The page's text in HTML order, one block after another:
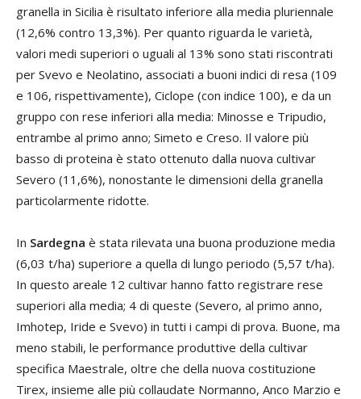
granella in Sicilia è risultato inferiore alla media pluriennale
(12,6% contro 13,3%). Per quanto riguarda le varietà,
valori medi superiori o uguali al 13% sono stati riscontrati
per Svevo e Neolatino, associati a buoni indici di resa (109
e 106, rispettivamente), Ciclope (con indice 100), e da un
gruppo con rese inferiori alla media: Minosse e Tripudio,
entrambe al primo anno; Simeto e Creso. Il valore più
basso di proteina è stato ottenuto dalla nuova cultivar
Severo (11,6%), nonostante le dimensioni della granella
particolarmente ridotte.
In Sardegna è stata rilevata una buona produzione media
(6,03 t/ha) superiore a quella di lungo periodo (5,57 t/ha).
In questo areale 12 cultivar hanno fatto registrare rese
superiori alla media; 4 di queste (Severo, al primo anno,
Imhotep, Iride e Svevo) in tutti i campi di prova. Buone, ma
meno stabili, le performance produttive della cultivar
specifica Maestrale, oltre che della nuova costituzione
Tirex, insieme alle più collaudate Normanno, Anco Marzio e